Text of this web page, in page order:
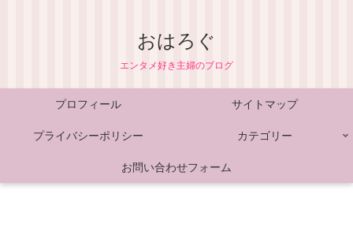
おはろぐ
エンタメ好き主婦のブログ
プロフィール サイトマップ
プライバシーポリシー カテゴリー
お問い合わせフォーム